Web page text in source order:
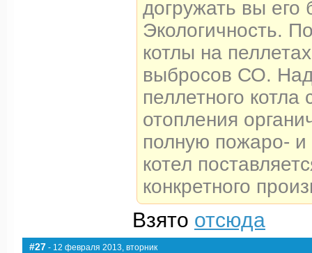
догружать вы его
Экологичность.
котлы на
выбросов СО.
пеллетного котла
отопления
полную пожаро-
котел
конкретного
Взято отсюда
#27 - 12 февраля 2013, вторник